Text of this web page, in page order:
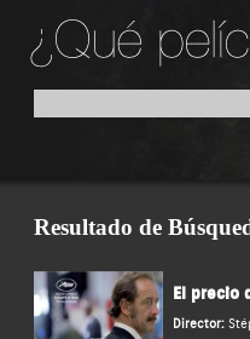
Resultado de
El precio
Director: